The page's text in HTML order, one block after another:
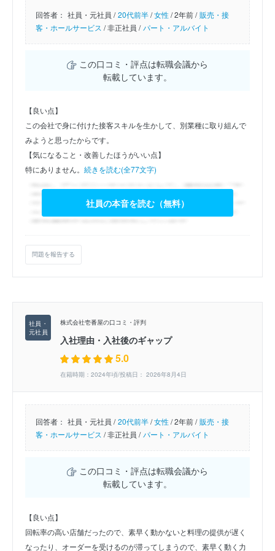
回答者： 社員・元社員 / 20代前半/女性/2年前 / 販売・接
客・ホールサービス /非正社員 / パート・アルバイト
この口コミ・評点は転職会議から
転載しています。
【良い点】
この会社で身に付けた接客スキルを生かして、別業種に取り組んで
みようと思ったからです。
【気になること・改善したほうがいい点】
特にありません。 続きを読む(全77文字)
社員の本音を読む（無料）
問題を報告する
株式会社壱番屋の口コミ・評判
入社理由・入社後のギャップ
5.0
在籍時期：2024年頃/投稿日： 2026年8月4日
回答者： 社員・元社員 / 20代前半/女性/2年前 / 販売・接
客・ホールサービス /非正社員 / パート・アルバイト
この口コミ・評点は転職会議から
転載しています。
【良い点】
回転率の高い店舗だったので、素早く動かないと料理の提供が遅く
なったり、オーダーを受けるのが滞ってしまうので、素早く動く力